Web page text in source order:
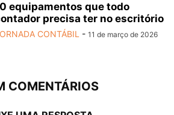
equipamentos que todo
precisa ter no escritório
CONTÁBIL - 11 de março de 2026
COMENTÁRIOS